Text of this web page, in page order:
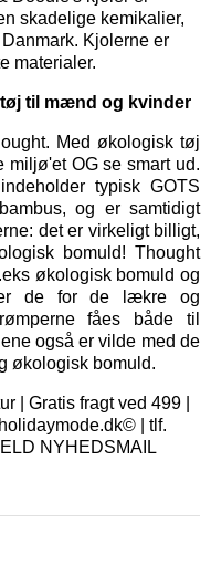
skadelige kemikalier,
Kjolerne er
materialer.
til mænd og kvinder
. Med økologisk tøj
miljø'et OG se smart ud.
typisk GOTS
og er samtidigt
det er virkeligt billigt,
bomuld! Thought
økologisk bomuld og
er de for de lækre og
fåes både til
også er vilde med de
økologisk bomuld.
| Gratis fragt ved 499 |
| tlf.
NYHEDSMAIL